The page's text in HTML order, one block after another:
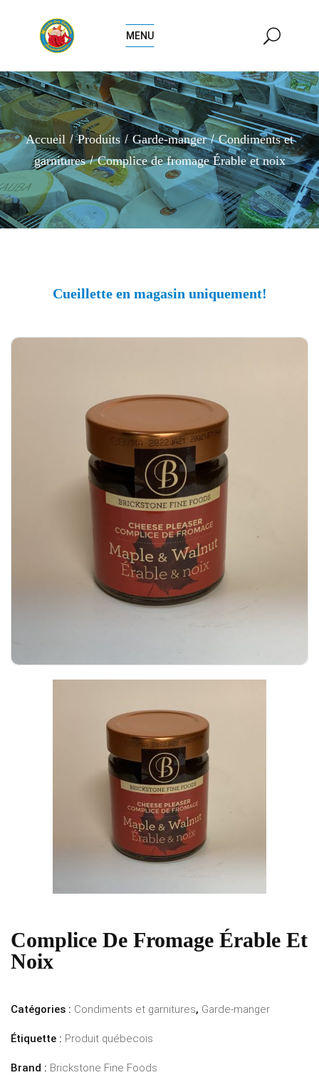
MENU
Accueil Produits Garde-manger
Condiments et
garnitures
Complice de fromage Érable et noix
Cueillette en magasin uniquement!
Complice De Fromage Érable Et
Noix
Catégories : Condiments et garnitures, Garde-manger
Étiquette : Produit québecois
Brand : Brickstone Fine Foods